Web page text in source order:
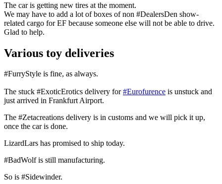
The car is getting new tires at the moment.
We may have to add a lot of boxes of non #DealersDen show-
related cargo for EF because someone else will not be able to drive.
Glad to help.
Various toy deliveries
#FurryStyle is fine, as always.
The stuck #ExoticErotics delivery for#Eurofurence is unstuck and
just arrived in Frankfurt Airport.
The #Zetacreations delivery is in customs and we will pick it up,
once the car is done.
LizardLars has promised to ship today.
#BadWolf is still manufacturing.
So is #Sidewinder.